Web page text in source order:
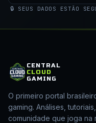
🔒 SEUS DADOS ESTÃO
CENTRAL
CLOUD
GAMING
O primeiro portal
gaming. Análises,
comunidade que joga na